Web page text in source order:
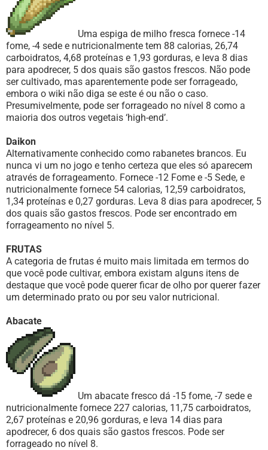
Uma espiga de milho fresca fornece -14
fome, -4 sede e nutricionalmente tem 88 calorias, 26,74
carboidratos, 4,68 proteínas e 1,93 gorduras, e leva 8 dias
para apodrecer, 5 dos quais são gastos frescos. Não pode
ser cultivado, mas aparentemente pode ser forrageado,
embora o wiki não diga se este é ou não o caso.
Presumivelmente, pode ser forrageado no nível 8 como a
maioria dos outros vegetais ‘high-end’.
Daikon
Alternativamente conhecido como rabanetes brancos. Eu
nunca vi um no jogo e tenho certeza que eles só aparecem
através de forrageamento. Fornece -12 Fome e -5 Sede, e
nutricionalmente fornece 54 calorias, 12,59 carboidratos,
1,34 proteínas e 0,27 gorduras. Leva 8 dias para apodrecer, 5
dos quais são gastos frescos. Pode ser encontrado em
forrageamento no nível 5.
FRUTAS
A categoria de frutas é muito mais limitada em termos do
que você pode cultivar, embora existam alguns itens de
destaque que você pode querer ficar de olho por querer fazer
um determinado prato ou por seu valor nutricional.
Abacate
Um abacate fresco dá -15 fome, -7 sede e
nutricionalmente fornece 227 calorias, 11,75 carboidratos,
2,67 proteínas e 20,96 gorduras, e leva 14 dias para
apodrecer, 6 dos quais são gastos frescos. Pode ser
forrageado no nível 8.